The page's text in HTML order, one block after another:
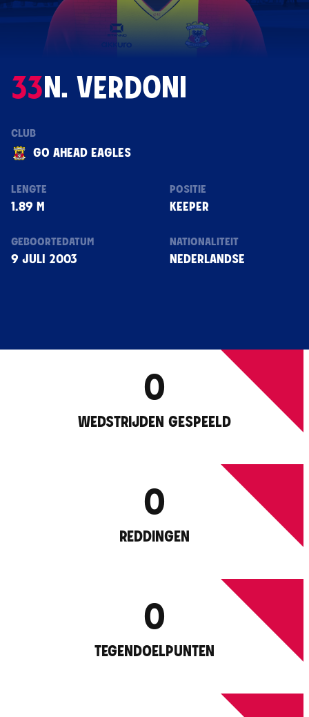
33N. VERDONI
CLUB
GO AHEAD EAGLES
LENGTE
1.89 M
POSITIE
KEEPER
GEBOORTEDATUM
9 JULI 2003
NATIONALITEIT
NEDERLANDSE
0
WEDSTRIJDEN GESPEELD
0
REDDINGEN
0
TEGENDOELPUNTEN